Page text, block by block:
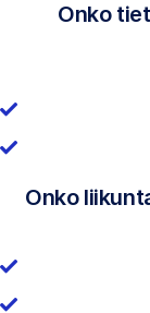
Onko
Onko